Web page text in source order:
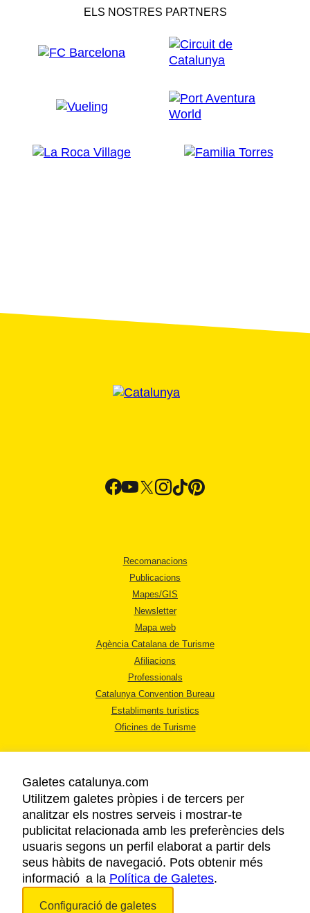
ELS NOSTRES PARTNERS
Recomanacions
Publicacions
Mapes/GIS
Newsletter
Mapa web
Agència Catalana de Turisme
Afiliacions
Professionals
Catalunya Convention Bureau
Establiments turístics
Oficines de Turisme
AVÍS LEGAL
POLÍTICA DE PRIVACITAT
COOKIES
ACCESSIBILITAT
Galetes catalunya.com
Utilitzem galetes pròpies i de tercers per
analitzar els nostres serveis i mostrar-te
publicitat relacionada amb les preferències dels
usuaris segons un perfil elaborat a partir dels
seus hàbits de navegació. Pots obtenir més
informació a la Política de Galetes.
Configuració de galetes